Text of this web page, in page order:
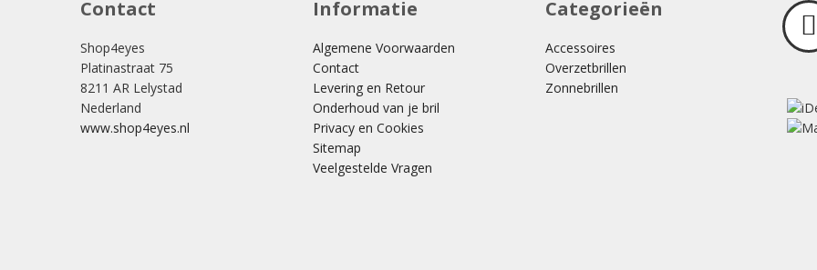
Contact
Shop4eyes
Platinastraat 75
8211 AR Lelystad
Nederland
www.shop4eyes.nl
Informatie
Algemene Voorwaarden
Contact
Levering en Retour
Onderhoud van je bril
Privacy en Cookies
Sitemap
Veelgestelde Vragen
Categorieën
Accessoires
Overzetbrillen
Zonnebrillen